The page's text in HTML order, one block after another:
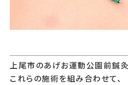
上尾市のあげお運動公園前鍼灸
これらの施術を組み合わせて、